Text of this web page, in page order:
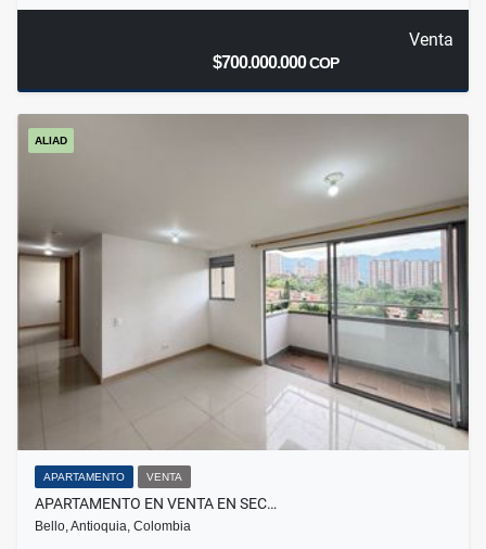
Venta
$700.000.000COP
ALIAD
APARTAMENTO VENTA
APARTAMENTO EN VENTA EN SEC…
Bello, Antioquia, Colombia